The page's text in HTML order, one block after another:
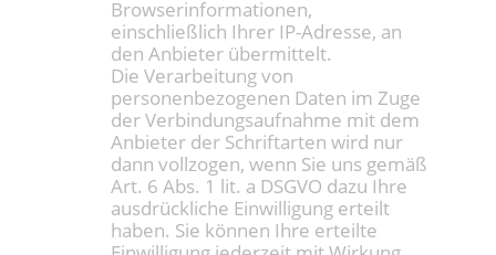
Browserinformationen,
einschließlich Ihrer IP-Adresse, an
den Anbieter übermittelt.
Die Verarbeitung von
personenbezogenen Daten im Zuge
der Verbindungsaufnahme mit dem
Anbieter der Schriftarten wird nur
dann vollzogen, wenn Sie uns gemäß
Art. 6 Abs. 1 lit. a DSGVO dazu Ihre
ausdrückliche Einwilligung erteilt
haben. Sie können Ihre erteilte